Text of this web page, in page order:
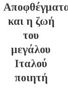
και η ζωή
του
μεγάλου
Ιταλού
ποιητή